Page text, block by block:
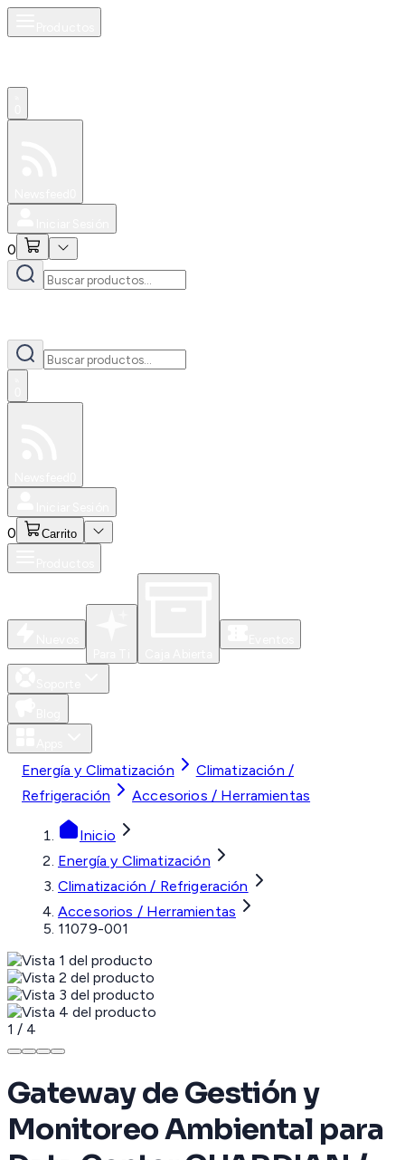
0
0 Carrito
Energía y Climatización
Climatización /
Refrigeración
Accesorios / Herramientas
Inicio
Energía y Climatización
Climatización / Refrigeración
Accesorios / Herramientas
11079-001
1 / 4
Gateway de Gestión y
Monitoreo Ambiental para